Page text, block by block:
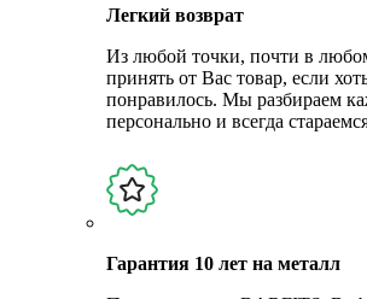
Легкий возврат
Из любой точки, почти в
принять от Вас товар, если
понравилось. Мы разбираем
персонально и всегда
Гарантия 10 лет на металл